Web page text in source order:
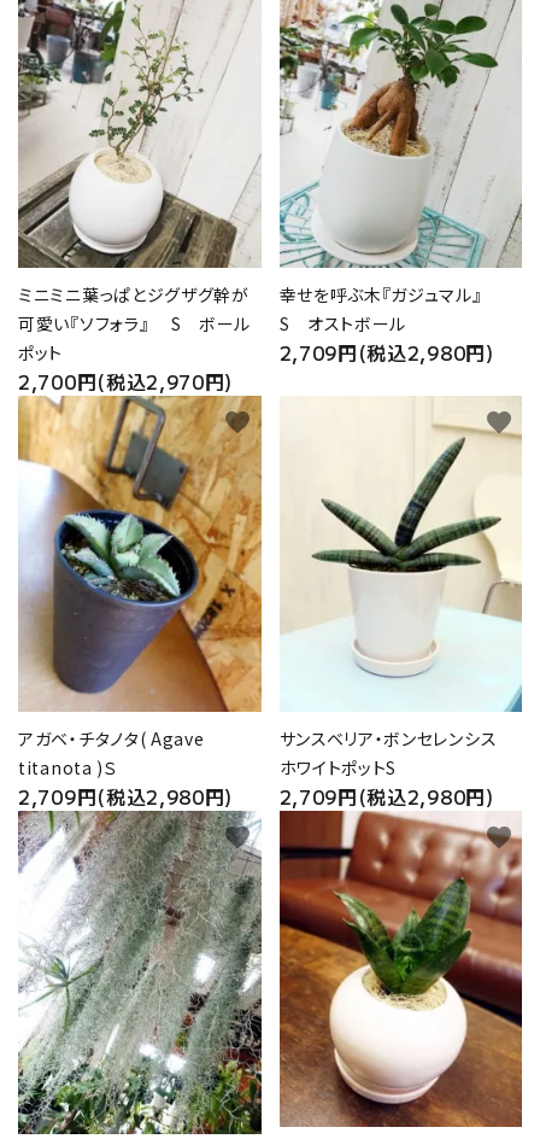
ミニミニ葉っぱとジグザグ幹が
可愛い『ソフォラ』 S ボール
ポット
2,700円(税込2,970円)
幸せを呼ぶ木『ガジュマル』
S オストボール
2,709円(税込2,980円)
アガベ・チタノタ( Agave
titanota )Ｓ
2,709円(税込2,980円)
favorite
サンスベリア・ボンセレンシス
ホワイトポットS
2,709円(税込2,980円)
favorite
favorite favorite